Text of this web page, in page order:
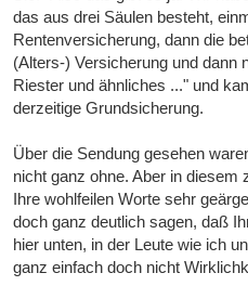
das aus drei Säulen besteht,
Rentenversicherung, dann die
(Alters-) Versicherung und dann
Riester und ähnliches ..." und
derzeitige Grundsicherung.
Über die Sendung gesehen
nicht ganz ohne. Aber in diesem
Ihre wohlfeilen Worte sehr
doch ganz deutlich sagen, daß
hier unten, in der Leute wie ich
ganz einfach doch nicht